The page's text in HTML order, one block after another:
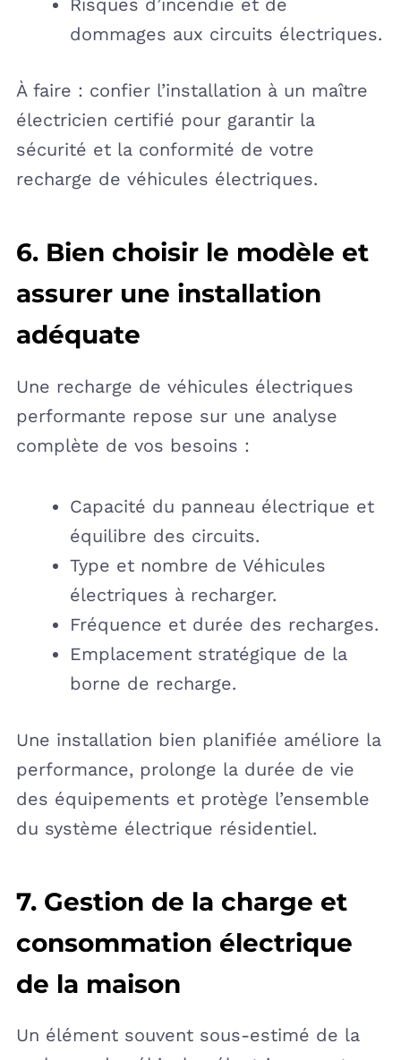
Risques d’incendie et de
dommages aux circuits électriques.
À faire : confier l’installation à un maître
électricien certifié pour garantir la
sécurité et la conformité de votre
recharge de véhicules électriques.
6. Bien choisir le modèle et
assurer une installation
adéquate
Une recharge de véhicules électriques
performante repose sur une analyse
complète de vos besoins :
Capacité du panneau électrique et
équilibre des circuits.
Type et nombre de Véhicules
électriques à recharger.
Fréquence et durée des recharges.
Emplacement stratégique de la
borne de recharge.
Une installation bien planifiée améliore la
performance, prolonge la durée de vie
des équipements et protège l’ensemble
du système électrique résidentiel.
7. Gestion de la charge et
consommation électrique
de la maison
Un élément souvent sous-estimé de la